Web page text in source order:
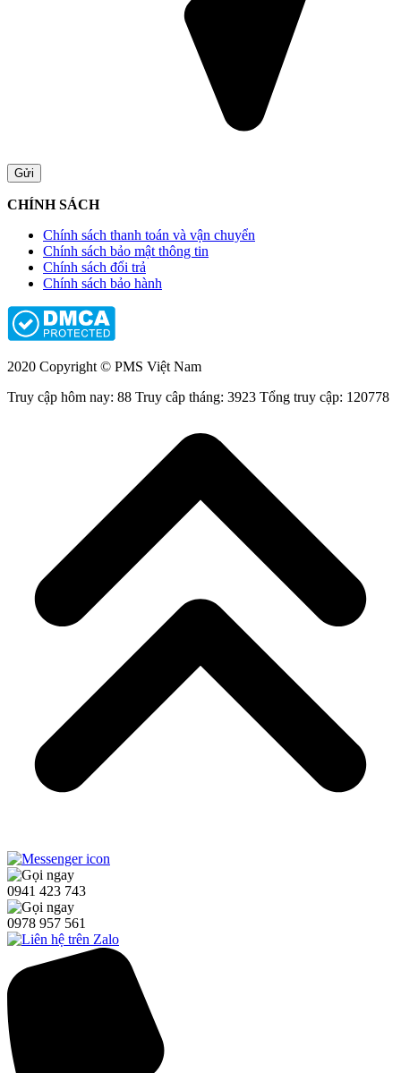
CHÍNH SÁCH
Chính sách thanh toán và vận chuyển
Chính sách bảo mật thông tin
Chính sách đổi trả
Chính sách bảo hành
2020 Copyright © PMS Việt Nam
Truy cập hôm nay: 88 Truy câp tháng: 3923 Tổng truy cập: 120778
0941 423 743
0978 957 561